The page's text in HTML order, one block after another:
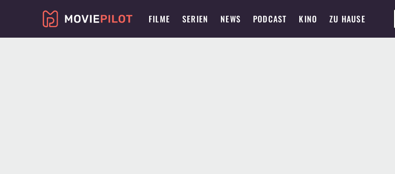
FILME SERIEN NEWS PODCAST KINO ZU HAUSE